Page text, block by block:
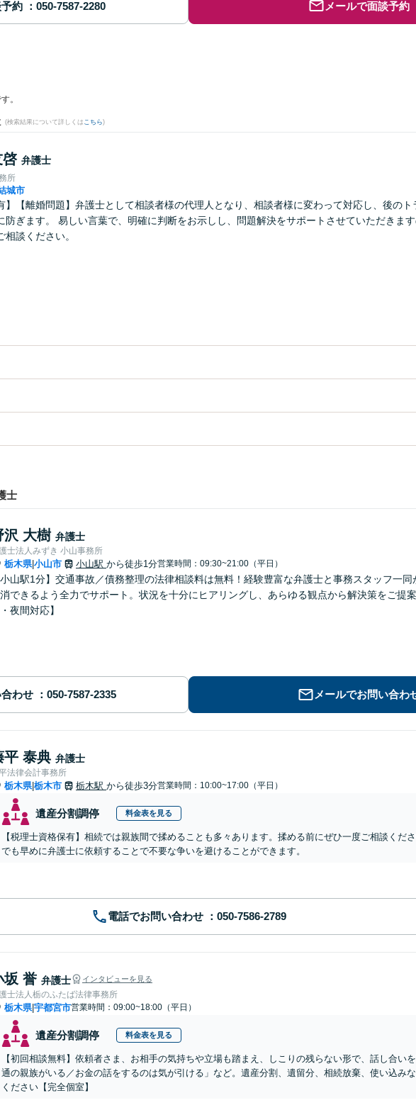
約 メールで面談予約
。
(検索結果について詳しくは こちら)
啓 弁護士
所
城市
】【離婚問題】弁護士として相談者様の代理人となり、相談者様に変わって対応し、後のト
防ぎます。 易しい言葉で、明確に判断をお示しし、問題解決をサポートさせていただきま
相談ください。
士
沢 大樹 弁護士
士法人みずき 小山事務所
栃木県|小山市 小山駅 から徒歩1分営業時間：09:30~21:00（平日）
小山駅1分】交通事故／債務整理の法律相談料は無料！経験豊富な弁護士と事務スタッフ一
できるよう全力でサポート。状況を十分にヒアリングし、あらゆる観点から解決策をご提
夜間対応】
わせ メールでお問い合わ
平 泰典 弁護士
法律会計事務所
栃木県|栃木市 栃木駅 から徒歩3分営業時間：10:00~17:00（平日）
遺産分割調停 料金表を見る
【税理士資格保有】相続では親族間で揉めることも多々あります。揉める前にぜひ一度ご相談くだ
でも早めに弁護士に依頼することで不要な争いを避けることができます。
電話でお問い合わせ
坂 誉 弁護士 インタビューを見る
士法人栃のふたば法律事務所
栃木県|宇都宮市営業時間：09:00~18:00（平日）
遺産分割調停 料金表を見る
【初回相談無料】依頼者さま、お相手の気持ちや立場も踏まえ、しこりの残らない形で、話し合い
通の親族がいる／お金の話をするのは気が引ける」など。遺産分割、遺留分、相続放棄、使い込み
ください【完全個室】